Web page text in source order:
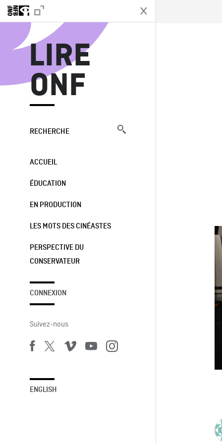
LIRE
ONF
RECHERCHE
ACCUEIL
ÉDUCATION
EN PRODUCTION
LES MOTS DES CINÉASTES
PERSPECTIVE DU
CONSERVATEUR
CONNEXION
Suivez-nous
ENGLISH